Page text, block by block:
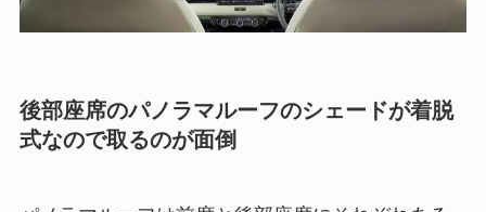
後部座席のパノラマルーフのシェードが着脱
式なので取るのが面倒